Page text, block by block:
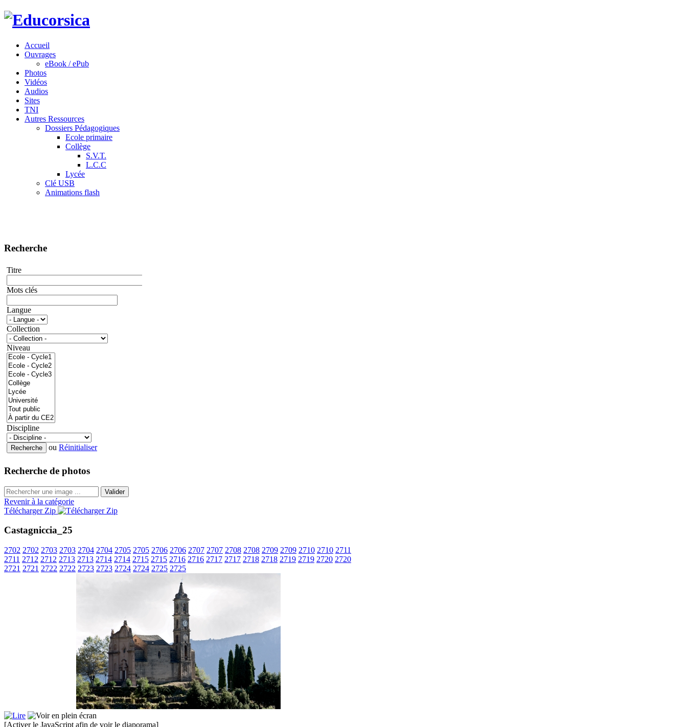
Accueil
Ouvrages
eBook / ePub
Photos
Vidéos
Audios
Sites
TNI
Autres Ressources
Dossiers Pédagogiques
Ecole primaire
Collège
S.V.T.
L.C.C
Lycée
Clé USB
Animations flash
Recherche
Titre
Mots clés
Langue
Collection
Niveau
Discipline
ou Réinitialiser
Recherche de photos
Valider
Revenir à la catégorie
Télécharger Zip
Castagniccia_25
2702 2702 2703 2703 2704 2704 2705 2705 2706 2706 2707 2707 2708 2708 2709 2709 2710 2710 2711
2711 2712 2712 2713 2713 2714 2714 2715 2715 2716 2716 2717 2717 2718 2718 2719 2719 2720 2720
2721 2721 2722 2722 2723 2723 2724 2724 2725 2725
[Activer le JavaScript afin de voir le diaporama]